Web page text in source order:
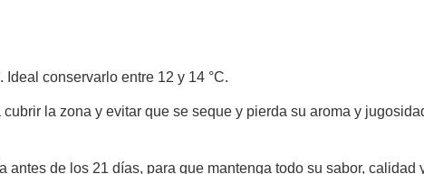
conservarlo entre 12 y 14 °C.
la zona y evitar que se seque y pierda su aroma y
de los 21 días, para que mantenga todo su sabor, calidad